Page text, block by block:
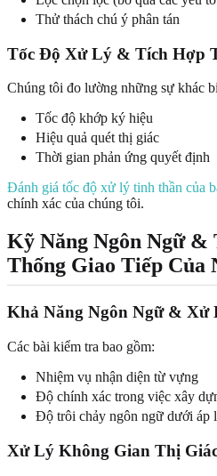
Thử thách chú ý phân tán
Tốc Độ Xử Lý & Tích Hợp
Chúng tôi đo lường những sự khác
Tốc độ khớp ký hiệu
Hiệu quả quét thị giác
Thời gian phản ứng quyết định
Đánh giá tốc độ xử lý tinh thần của
chính xác của chúng tôi.
Kỹ Năng Ngôn Ngữ &
Thống Giao Tiếp Của
Khả Năng Ngôn Ngữ & Xử
Các bài kiểm tra bao gồm:
Nhiệm vụ nhận diện từ vựng
Độ chính xác trong việc xây
Độ trôi chảy ngôn ngữ dưới áp
Xử Lý Không Gian Thị